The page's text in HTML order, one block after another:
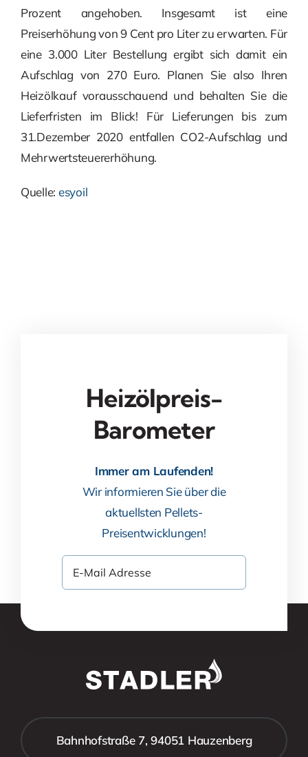
Prozent angehoben. Insgesamt ist eine
Preiserhöhung von 9 Cent pro Liter zu erwarten. Für
eine 3.000 Liter Bestellung ergibt sich damit ein
Aufschlag von 270 Euro. Planen Sie also Ihren
Heizölkauf vorausschauend und behalten Sie die
Lieferfristen im Blick! Für Lieferungen bis zum
31.Dezember 2020 entfallen CO2-Aufschlag und
Mehrwertsteuererhöhung.
Quelle: esyoil
Heizölpreis-
Barometer
Immer am Laufenden!
Wir informieren Sie über die
aktuellsten Pellets-
Preisentwicklungen!
Bahnhofstraße 7, 94051 Hauzenberg